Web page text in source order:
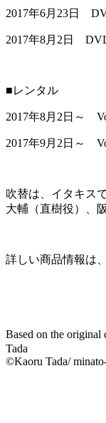
2017年6月23日
2017年8月2日
■レンタル
2017年8月2日～
2017年9月2日～
吹替は、イタキス
大輔（直樹役）、
詳しい商品情報は、
Based on the original
Tada
©Kaoru Tada/